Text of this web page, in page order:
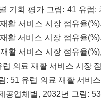
기회 평가 그림: 41 유
활 서비스 시장 점유율
활 서비스 시장 점유율
활 서비스 시장 점유율
의료 재활 서비스 시장
: 51 유럽 의료 재활 서비
공업체별, 2032년 그림: